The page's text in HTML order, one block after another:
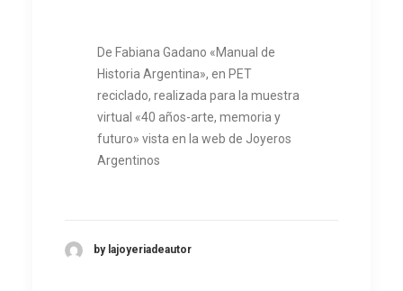
De Fabiana Gadano «Manual de
Historia Argentina», en PET
reciclado, realizada para la muestra
virtual «40 años-arte, memoria y
futuro» vista en la web de Joyeros
Argentinos
by lajoyeriadeautor